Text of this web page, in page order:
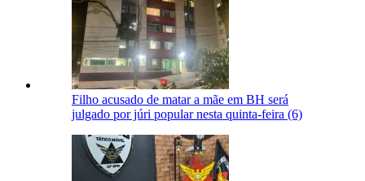
Filho acusado de matar a mãe em BH será
julgado por júri popular nesta quinta-feira (6)